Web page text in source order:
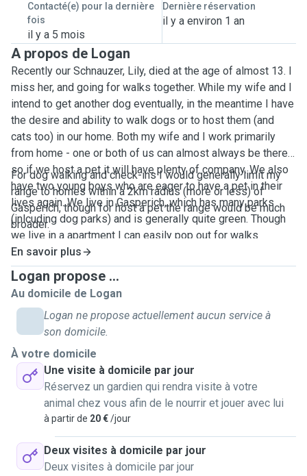
Contacté(e) pour la dernière
fois
il y a 5 mois
Dernière réservation
il y a environ 1 an
A propos de Logan
Recently our Schnauzer, Lily, died at the age of almost 13. I
miss her, and going for walks together. While my wife and I
intend to get another dog eventually, in the meantime I have
the desire and ability to walk dogs or to host them (and
cats too) in our home. Both my wife and I work primarily
from home - one or both of us can almost always be there -
so if we host a pet it will have plenty of company. We also
have two young boys who are eager to have a pet in their
lives again. We live in Gasperich, which has many parks
(inlcuding dog parks) and is generally quite green. Though
we live in a apartment I can easily pop out for walks
mutiple times daily.
For dog walking and check-ins I would generally limit my
range to homes within a 2km radius (more or less) of
Gasperich, though for host a pet the range would be much
broader.
En savoir plus
Logan propose ...
Au domicile de Logan
Logan ne propose actuellement aucun service à
son domicile.
À votre domicile
Une visite à domicile par jour
Réservez un gardien qui rendra visite à votre
animal chez vous afin de le nourrir et jouer avec lui
à partir de 20 €/jour
Deux visites à domicile par jour
Deux visites à domicile par jour